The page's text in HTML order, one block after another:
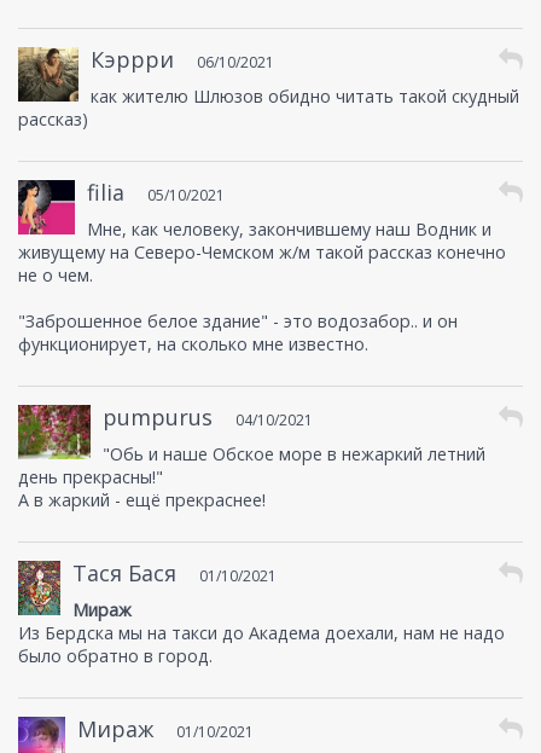
Кэррри 06/10/2021
как жителю Шлюзов обидно читать такой скудный
рассказ)
filia 05/10/2021
Мне, как человеку, закончившему наш Водник и
живущему на Северо-Чемском ж/м такой рассказ конечно
не о чем.
"Заброшенное белое здание" - это водозабор.. и он
функционирует, на сколько мне известно.
pumpurus 04/10/2021
"Обь и наше Обское море в нежаркий летний
день прекрасны!"
А в жаркий - ещё прекраснее!
Тася Бася 01/10/2021
Мираж
Из Бердска мы на такси до Академа доехали, нам не надо
было обратно в город.
Мираж 01/10/2021